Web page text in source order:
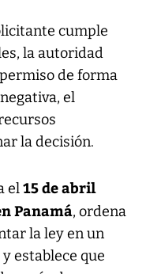
cumple
la autoridad
de forma
el
la decisión.
el15 de abril
Panamá, ordena
la ley en un
establece que